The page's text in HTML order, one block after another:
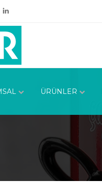
ÜRÜNLER